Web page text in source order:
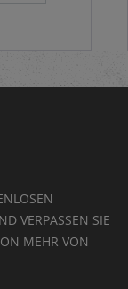
VERPASSEN SIE
MEHR VON